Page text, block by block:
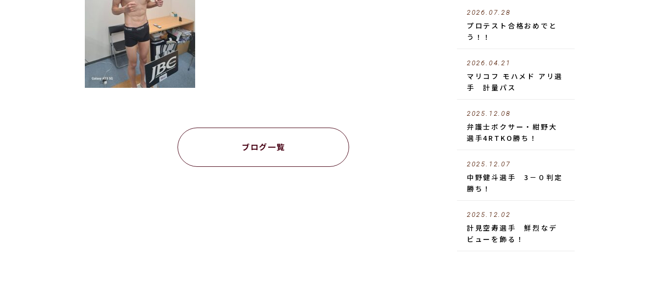
ブログ一覧
2026.07.28
プロテスト合格おめでと
う！！
2026.04.21
マリコフ モハメド アリ選
手 計量パス
2025.12.08
弁護士ボクサー・紺野大
選手4RTKO勝ち！
2025.12.07
中野健斗選手 3－０判定
勝ち！
2025.12.02
計見空寿選手 鮮烈なデ
ビューを飾る！